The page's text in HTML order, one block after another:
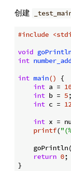
创建
#include
void
int
int main()
{
int a =
int b = 5;
int c =
int x =
printf(
    goPrintln(
return 0;